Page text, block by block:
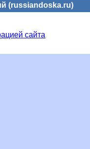
(russiandoska.ru)
сайта